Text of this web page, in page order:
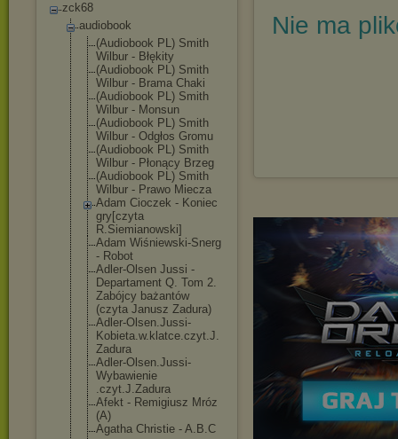
zck68
audiobook
(Audiobook PL) Smith
Wilbur - Błękity
(Audiobook PL) Smith
Wilbur - Brama Chaki
(Audiobook PL) Smith
Wilbur - Monsun
(Audiobook PL) Smith
Wilbur - Odgłos Gromu
(Audiobook PL) Smith
Wilbur - Płonący Brzeg
(Audiobook PL) Smith
Wilbur - Prawo Miecza
Adam Cioczek - Koniec
gry[czyta
R.Siemianowski]
Adam Wiśniewski-Snerg
- Robot
Adler-Olsen Jussi -
Departament Q. Tom 2.
Zabójcy bażantów
(czyta Janusz Zadura)
Adler-Olsen.Jussi-
Kobieta.w. klatce.czyt.J.
Zadura
Adler-Olsen.Jussi-
Wybawienie
.czyt.J.Zadura
Afekt - Remigiusz Mróz
(A)
Agatha Christie - A.B.C
Nie ma